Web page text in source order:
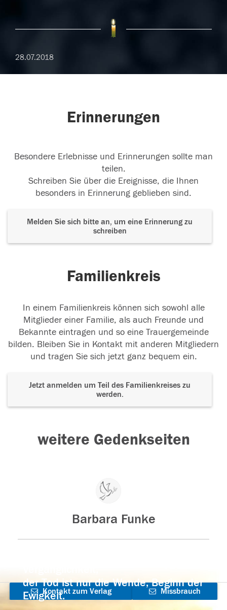
28.07.2018
Erinnerungen
Besondere Erlebnisse und Erinnerungen sollte man
teilen.
Schreiben Sie über die Ereignisse, die Ihnen
besonders in Erinnerung geblieben sind.
Melden Sie sich bitte an, um eine Erinnerung zu
schreiben
Familienkreis
In einem Familienkreis können sich sowohl alle
Mitglieder einer Familie, als auch Freunde und
Bekannte eintragen und so eine Trauergemeinde
bilden. Bleiben Sie in Kontakt mit anderen Mitgliedern
und tragen Sie sich jetzt ganz bequem ein.
Jetzt anmelden um Teil des Familienkreises zu
werden.
weitere Gedenkseiten
Barbara Funke
der Tod ist nur die Wende, Beginn der
Ewigkeit.
Kontakt zum Verlag
Missbrauch